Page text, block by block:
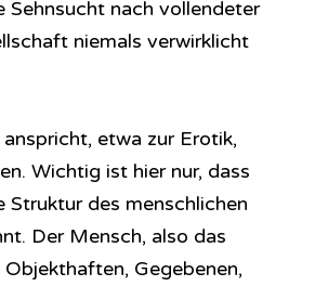
Sehnsucht nach vollendeter
niemals verwirklicht
etwa zur Erotik,
Wichtig ist hier nur, dass
Struktur des menschlichen
Der Mensch, also das
Gegebenen,